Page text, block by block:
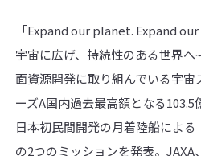
「Expand our planet. Expand
宇宙に広げ、持続性のある世界へ
面資源開発に取り組んでいる宇宙
ーズA国内過去最高額となる103.5
日本初民間開発の月着陸船による
の2つのミッションを発表。